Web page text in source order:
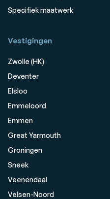
Specifiek maatwerk
Vestigingen
Zwolle (HK)
Deventer
Elsloo
Emmeloord
Emmen
Great Yarmouth
Groningen
Sneek
Veenendaal
Velsen-Noord